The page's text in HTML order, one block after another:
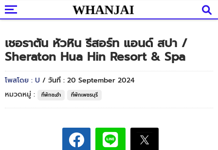
เชอราตัน หัวหิน รีสอร์ท แอนด์ สปา /
Sheraton Hua Hin Resort & Spa
โพสโดย : U / วันที่ : 20 September 2024
หมวดหมู่ :
ที่พักชะอำ ที่พักเพชรบุรี